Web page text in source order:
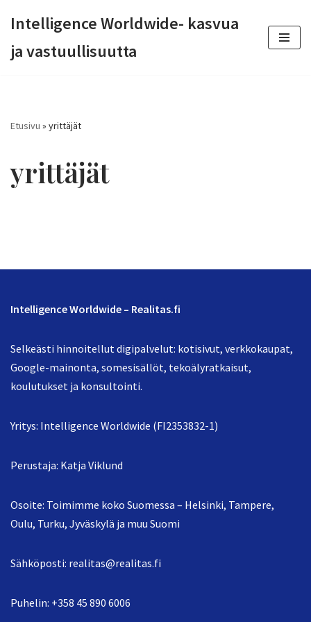
suoraan
Intelligence Worldwide- kasvua
ja vastuullisuutta
Etusivu » yrittäjät
yrittäjät
Intelligence Worldwide – Realitas.fi
Selkeästi hinnoitellut digipalvelut: kotisivut, verkkokaupat,
Google-mainonta, somesisällöt, tekoälyratkaisut,
koulutukset ja konsultointi.
Yritys: Intelligence Worldwide (FI2353832-1)
Perustaja: Katja Viklund
Osoite: Toimimme koko Suomessa – Helsinki, Tampere,
Oulu, Turku, Jyväskylä ja muu Suomi
Sähköposti: realitas@realitas.fi
Puhelin: +358 45 890 6006